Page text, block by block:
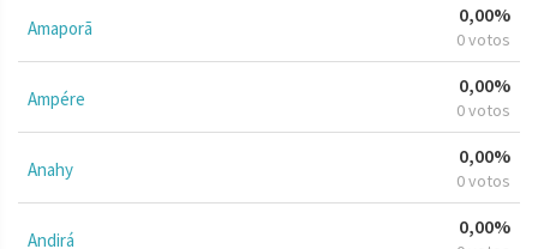
Amaporã
0,00%
0 votos
Ampére
0,00%
0 votos
Anahy
0,00%
0 votos
Andirá
0,00%